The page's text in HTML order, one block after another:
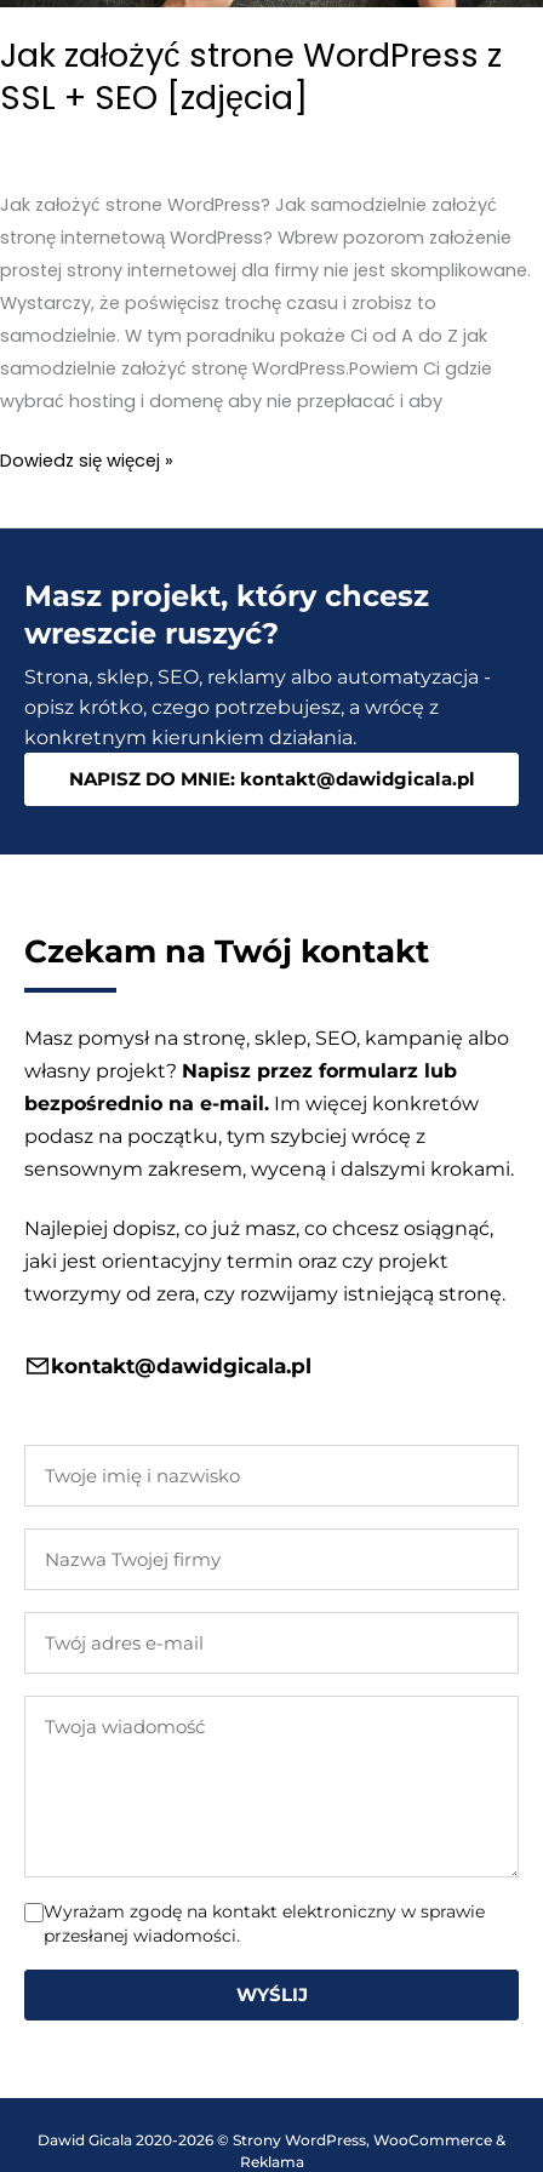
Jak założyć strone WordPress z
SSL + SEO [zdjęcia]
Jak założyć strone WordPress? Jak samodzielnie założyć
stronę internetową WordPress? Wbrew pozorom założenie
prostej strony internetowej dla firmy nie jest skomplikowane.
Wystarczy, że poświęcisz trochę czasu i zrobisz to
samodzielnie. W tym poradniku pokaże Ci od A do Z jak
samodzielnie założyć stronę WordPress.Powiem Ci gdzie
wybrać hosting i domenę aby nie przepłacać i aby
Jak
strone
SSL
SEO
[zdjęcia]
Dowiedz się więcej »
Masz projekt, który chcesz
wreszcie ruszyć?
Strona, sklep, SEO, reklamy albo automatyzacja -
opisz krótko, czego potrzebujesz, a wrócę z
konkretnym kierunkiem działania.
NAPISZ DO MNIE: kontakt@dawidgicala.pl
Czekam na Twój kontakt
Masz pomysł na stronę, sklep, SEO, kampanię albo
własny projekt? Napisz przez formularz lub
bezpośrednio na e-mail. Im więcej konkretów
podasz na początku, tym szybciej wrócę z
sensownym zakresem, wyceną i dalszymi krokami.
Najlepiej dopisz, co już masz, co chcesz osiągnąć,
jaki jest orientacyjny termin oraz czy projekt
tworzymy od zera, czy rozwijamy istniejącą stronę.
kontakt@dawidgicala.pl
imię
nazwisko
Twojej
adres
mail
wiadomość
Wyrażam zgodę na kontakt elektroniczny w sprawie
przesłanej wiadomości.
WYŚLIJ
Dawid Gicala 2020-2026 © Strony WordPress, WooCommerce &
Reklama